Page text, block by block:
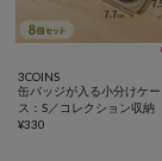
3COINS
缶バッジが入る小分けケー
ス：S／コレクション収納
¥330